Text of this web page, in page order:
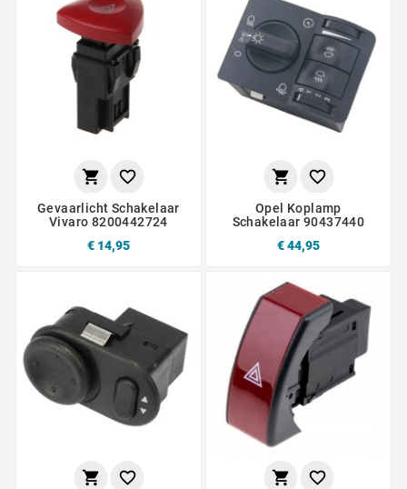
 
Gevaarlicht Schakelaar
Vivaro 8200442724
€ 14,95
 
Opel Koplamp
Schakelaar 90437440
€ 44,95
   